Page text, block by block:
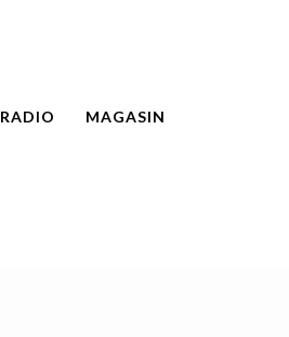
RADIO MAGASIN